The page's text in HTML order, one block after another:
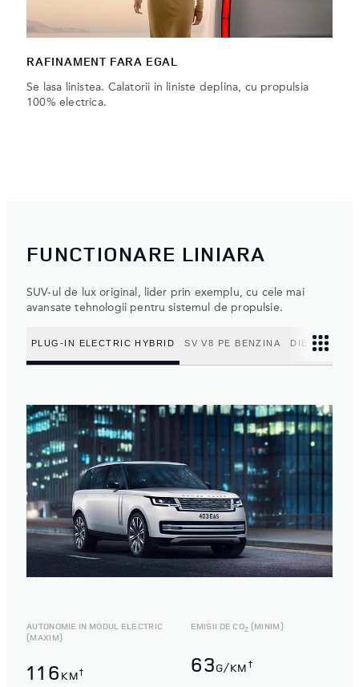
RAFINAMENT FARA EGAL
Se lasa linistea. Calatorii in liniste deplina, cu propulsia
100% electrica.
FUNCTIONARE LINIARA
SUV-ul de lux original, lider prin exemplu, cu cele mai
avansate tehnologii pentru sistemul de propulsie.
PLUG-IN ELECTRIC HYBRID SV V8 PE BENZINA DIESEL
AUTONOMIE IN MODUL ELECTRIC
(MAXIM)
116 KM†
EMISII DE CO2 (MINIM)
63G/KM †